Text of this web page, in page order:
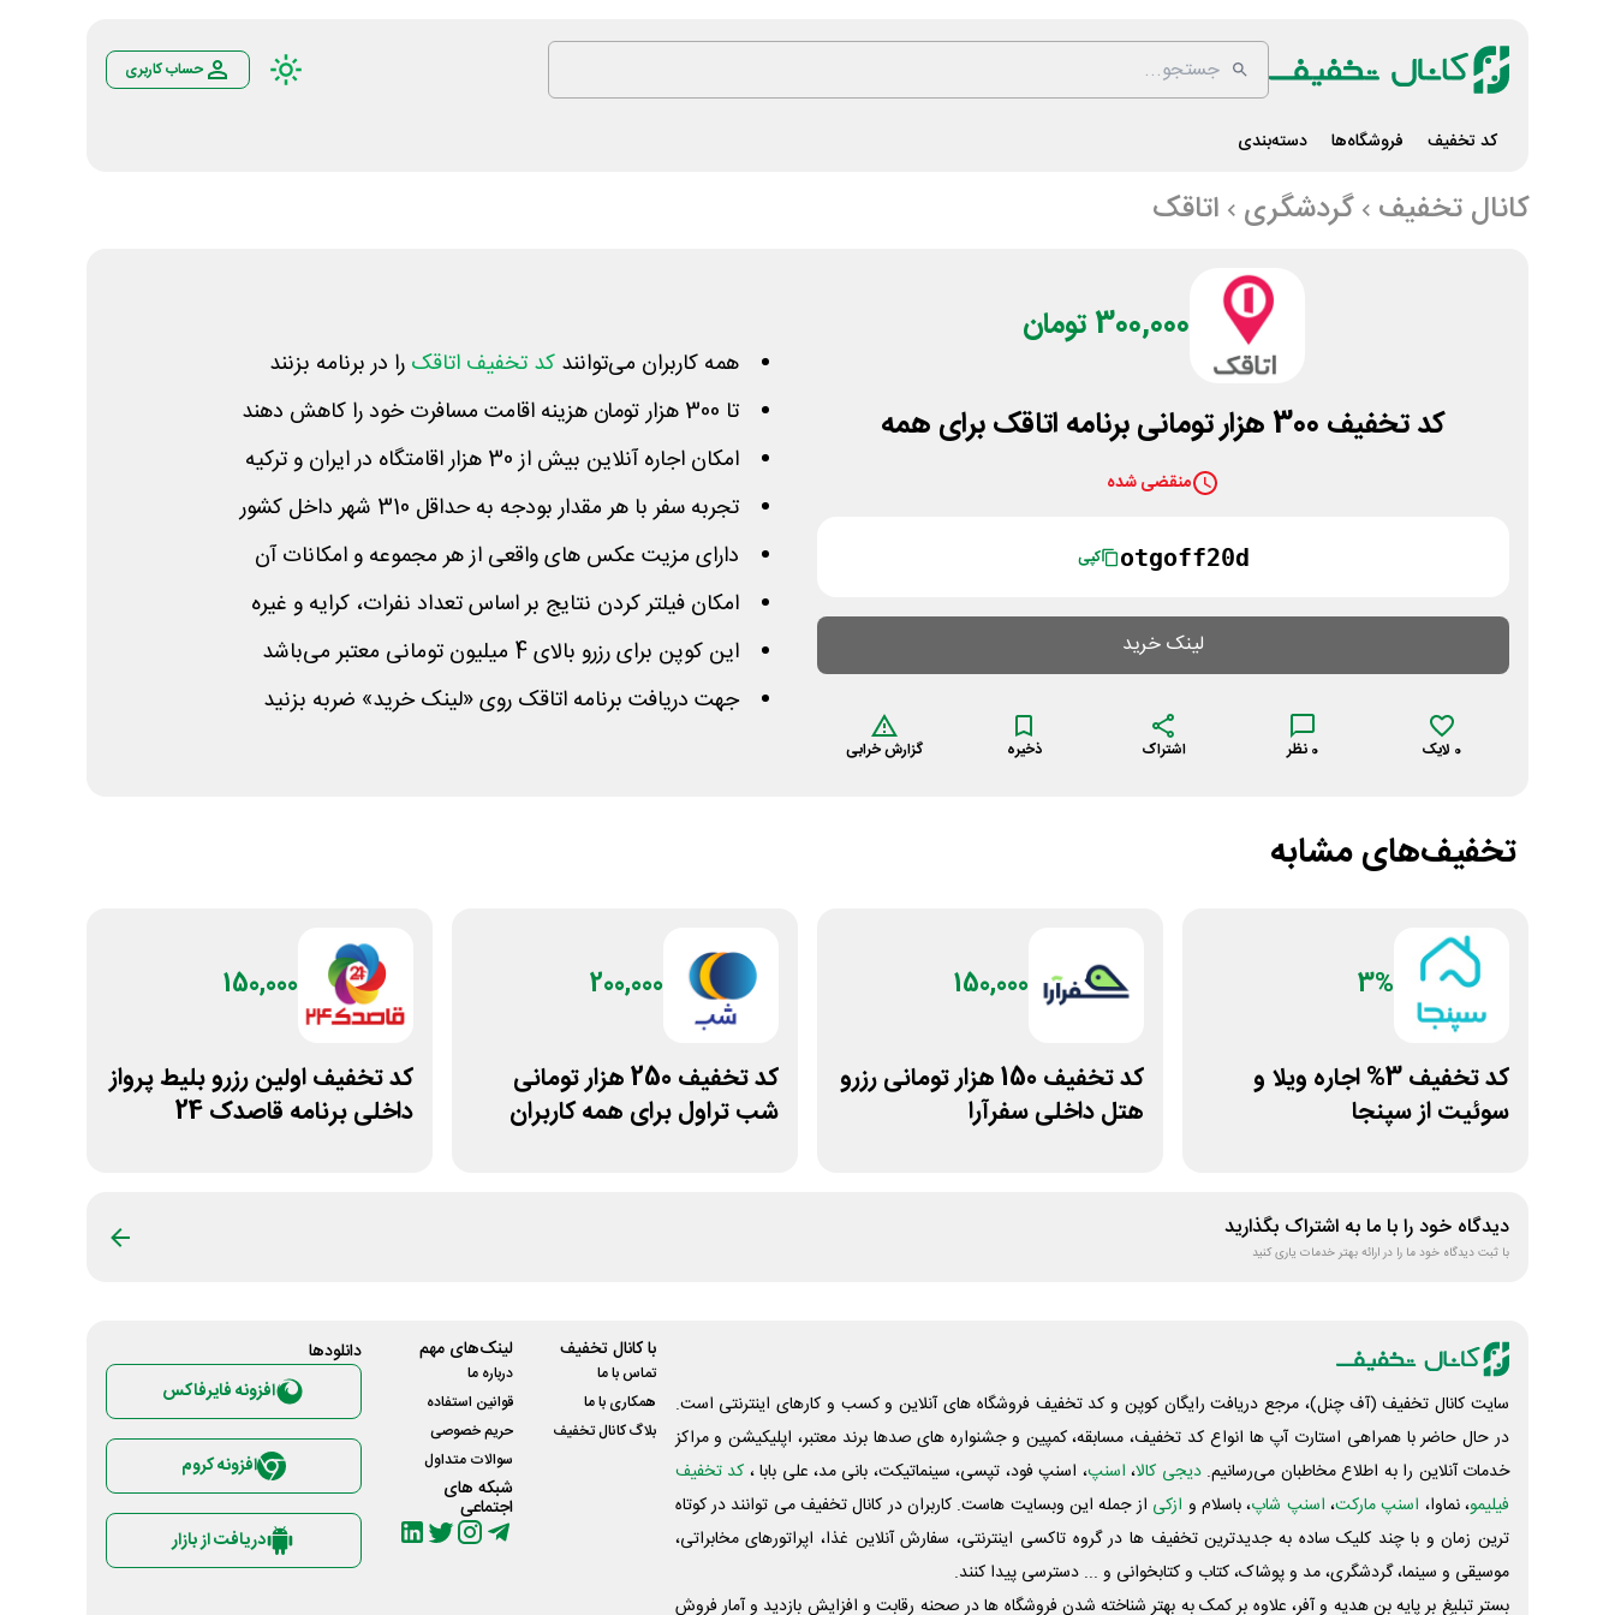
حساب کاربری
کد تخفیف فروشگاه‌ها دسته‌بندی
کانال تخفیف گردشگری اتاقک
300,000 تومان
کد تخفیف 300 هزار تومانی برنامه اتاقک برای همه
منقضی شده
otgoff20d کپی
لینک خرید
0 لایک 0 نظر اشتراک ذخیره گزارش خرابی
همه کاربران می‌توانند کد تخفیف اتاقک را در برنامه بزنند
تا 300 هزار تومان هزینه اقامت مسافرت خود را کاهش دهند
امکان اجاره آنلاین بیش از 30 هزار اقامتگاه در ایران و ترکیه
تجربه سفر با هر مقدار بودجه به حداقل 310 شهر داخل کشور
دارای مزیت عکس های واقعی از هر مجموعه و امکانات آن
امکان فیلتر کردن نتایج بر اساس تعداد نفرات، کرایه و غیره
این کوپن برای رزرو بالای 4 میلیون تومانی معتبر می‌باشد
جهت دریافت برنامه اتاقک روی «لینک خرید» ضربه بزنید
تخفیف‌های مشابه
3%
کد تخفیف 3% اجاره ویلا و
سوئیت از سپنجا
150,000
کد تخفیف 150 هزار تومانی رزرو
هتل داخلی سفرآرا
200,000
کد تخفیف 250 هزار تومانی
شب تراول برای همه کاربران
150,000
کد تخفیف اولین رزرو بلیط پرواز
داخلی برنامه قاصدک 24
دیدگاه خود را با ما به اشتراک بگذارید
با ثبت دیدگاه خود ما را در ارائه بهتر خدمات یاری کنید
سایت کانال تخفیف (آف چنل)، مرجع دریافت رایگان کوپن و کد تخفیف فروشگاه های آنلاین و کسب و‌ کارهای اینترنتی است.
در حال حاضر با همراهی استارت آپ ها انواع کد تخفیف، مسابقه، کمپین و جشنواره های صدها برند معتبر، اپلیکیشن و مراکز
خدمات آنلاین را به اطلاع مخاطبان می‌رسانیم. دیجی کالا، اسنپ، اسنپ فود، تپسی، سینماتیکت، بانی مد، علی‌ بابا ، کد تخفیف
فیلیمو، نماوا، اسنپ مارکت، اسنپ شاپ، باسلام و ازکی از جمله این وبسایت ‌هاست. کاربران در کانال تخفیف می توانند در کوتاه
ترین زمان و با چند کلیک ساده به جدیدترین تخفیف ها در گروه تاکسی اینترنتی، سفارش آنلاین غذا، اپراتورهای مخابراتی،
موسیقی و سینما، گردشگری، مد و پوشاک، کتاب و کتابخوانی و ... دسترسی پیدا کنند.
بستر تبلیغ بر پایه بن هدیه و آفر، علاوه بر کمک به بهتر شناخته شدن فروشگاه ها در صحنه رقابت و افزایش بازدید و آمار فروش
با کانال تخفیف
تماس با ما
همکاری با ما
بلاگ کانال تخفیف
لینک‌های مهم
درباره ما
قوانین استفاده
حریم خصوصی
سوالات متداول
شبکه های
اجتماعی
دانلود‌ها
افزونه فایرفاکس
افزونه کروم
دریافت از بازار